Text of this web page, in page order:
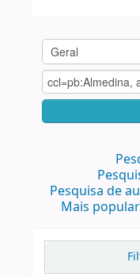
Pesquisa de
Mais popular